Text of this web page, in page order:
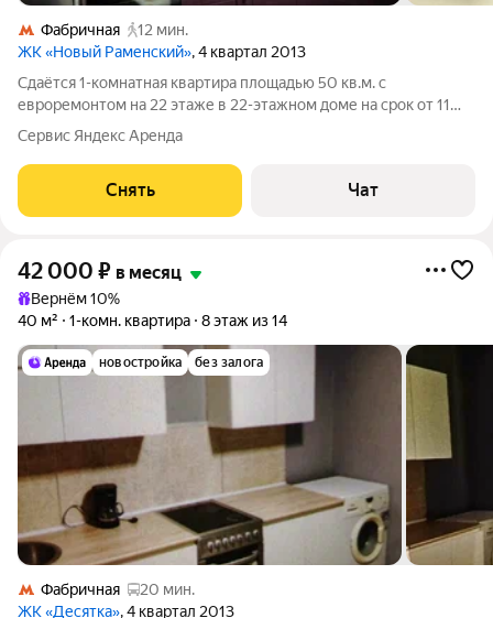
Фабричная
12 мин.
ЖК «Новый Раменский», 4 квартал 2013
Сдаётся 1-комнатная квартира площадью 50 кв.м. с
евроремонтом на 22 этаже в 22-этажном доме на срок от 11
месяцев. Из техники есть: Телевизор Духовой шкаф
Стиральная машина Холодильник Посудомоечная машина
Кондиционер Микроволновка Пылесос
Сервис Яндекс Аренда
Снять Чат
42 000 ₽ в месяц
Вернём 10%
40 м²
1-комн. квартира 8 этаж из 14
новостройка без залога
Фабричная
20 мин.
ЖК «Десятка», 4 квартал 2013